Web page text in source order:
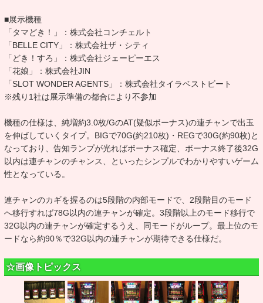
■展示機種
「タマどき！」：株式会社コンチェルト
「BELLE CITY」：株式会社ザ・シティ
「どき！すろ」：株式会社ジェーピーエス
「花娘」：株式会社JIN
「SLOT WONDER AGENTS」：株式会社タイラベストビート
※残り1社は展示準備の都合により不参加
機種の仕様は、純増約3.0枚/GのAT(疑似ボーナス)の連チャンで出玉
を伸ばしていくタイプ。BIGで70G(約210枚)・REGで30G(約90枚)と
なっており、告知ランプが光ればボーナス確定、ボーナス終了後32G
以内は連チャンのチャンス、といったシンプルでわかりやすいゲーム
性となっている。
連チャンのカギを握るのは5段階の内部モードで、2段階目のモード
へ移行すれば78G以内の連チャンが確定。3段階以上のモード移行で
32G以内の連チャンが確定するうえ、同モードがループ。最上位のモ
ードなら約90％で32G以内の連チャンが期待できる仕様だ。
☆画像トピックス